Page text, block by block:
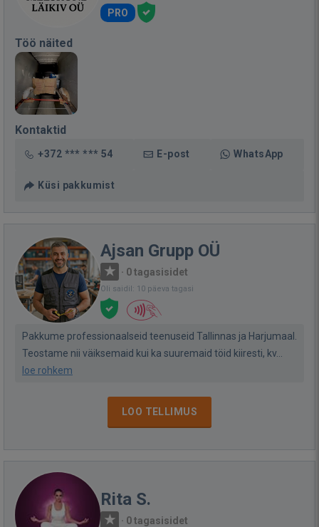
PRO
Töö näited
Kontaktid
+372 *** *** 54 E-post WhatsApp
Küsi pakkumist
Ajsan Grupp OÜ
· 0 tagasisidet
Oli saidil: 10 päeva tagasi
Pakkume professionaalseid teenuseid Tallinnas ja Harjumaal.
Teostame nii väiksemaid kui ka suuremaid töid kiiresti, kv...
loe rohkem
LOO TELLIMUS
Rita S.
· 0 tagasisidet